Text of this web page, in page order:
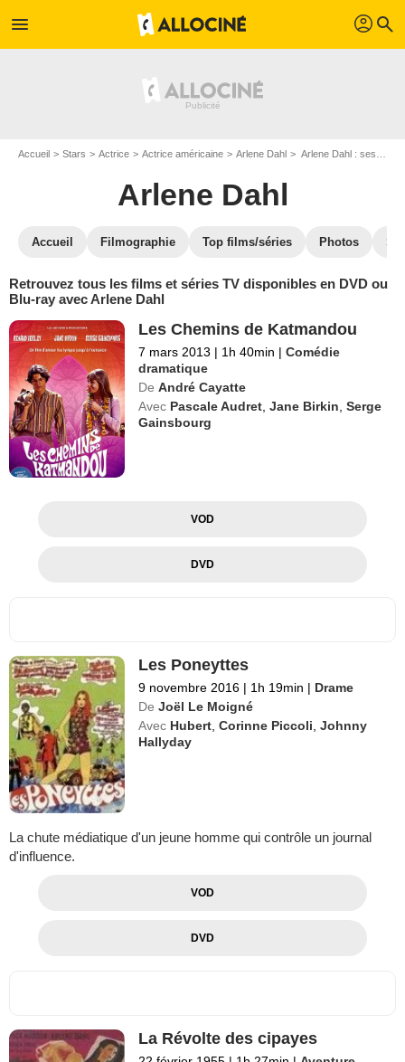
menu profil search
Accueil Stars Actrice Actrice américaine Arlene Dahl Arlene Dahl : ses Blu-Ray, DVD, VOD, SVOD
Arlene Dahl
Accueil Filmographie Top films/séries Photos
Retrouvez tous les films et séries TV disponibles en DVD ou
Blu-ray avec Arlene Dahl
Les Chemins de Katmandou
7 mars 2013 | 1h 40min | Comédie
dramatique
De André Cayatte
Avec Pascale Audret ,Jane Birkin ,Serge
Gainsbourg
VOD
DVD
Les Poneyttes
9 novembre 2016 | 1h 19min | Drame
De Joël Le Moigné
Avec Hubert ,Corinne Piccoli ,Johnny
Hallyday
La chute médiatique d'un jeune homme qui contrôle un journal
d'influence.
VOD
DVD
La Révolte des cipayes